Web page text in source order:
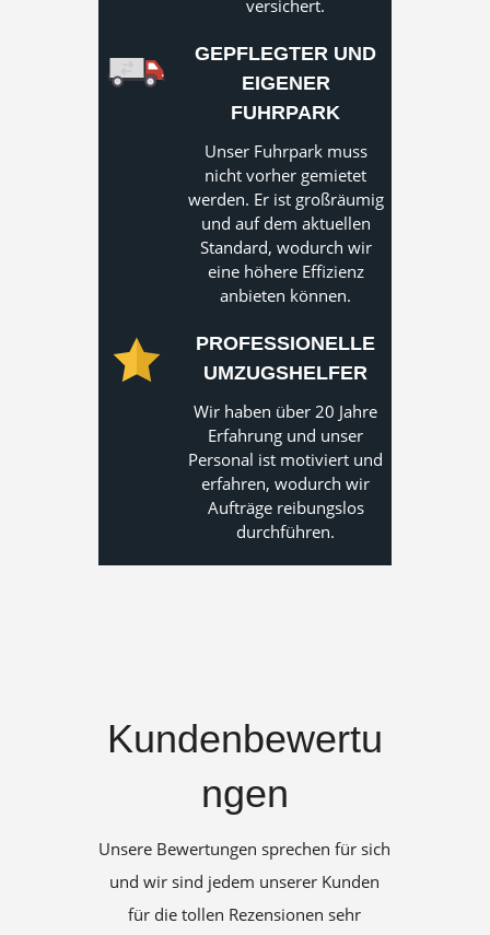
versichert.
GEPFLEGTER UND
EIGENER
FUHRPARK
Unser Fuhrpark muss
nicht vorher gemietet
werden. Er ist großräumig
und auf dem aktuellen
Standard, wodurch wir
eine höhere Effizienz
anbieten können.
PROFESSIONELLE
UMZUGSHELFER
Wir haben über 20 Jahre
Erfahrung und unser
Personal ist motiviert und
erfahren, wodurch wir
Aufträge reibungslos
durchführen.
Kundenbewertu
ngen
Unsere Bewertungen sprechen für sich
und wir sind jedem unserer Kunden
für die tollen Rezensionen sehr